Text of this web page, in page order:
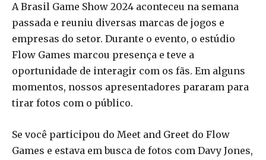
A Brasil Game Show 2024 aconteceu na semana
passada e reuniu diversas marcas de jogos e
empresas do setor. Durante o evento, o estúdio
Flow Games marcou presença e teve a
oportunidade de interagir com os fãs. Em alguns
momentos, nossos apresentadores pararam para
tirar fotos com o público.
Se você participou do Meet and Greet do Flow
Games e estava em busca de fotos com Davy Jones,